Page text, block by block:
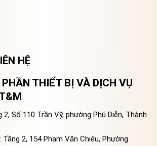
HỆ
THIẾT BỊ VÀ DỊCH VỤ
2, Số 110 Trần Vỹ, phường Phú Diễn, Thành
Tầng 2, 154 Phạm Văn Chiêu, Phường